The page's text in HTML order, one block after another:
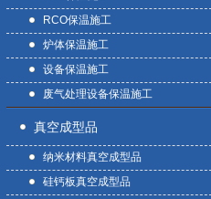
RCO保温施工
炉体保温施工
设备保温施工
废气处理设备保温施工
真空成型品
纳米材料真空成型品
硅钙板真空成型品